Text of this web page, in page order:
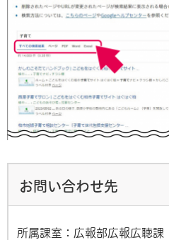
お問い合わせ先
所属課室：広報部広報広聴課